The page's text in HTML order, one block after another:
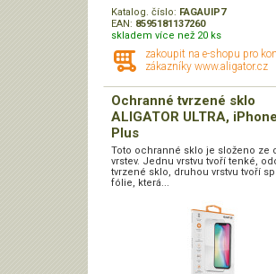
Katalog. číslo: FAGAUIP7
EAN: 8595181137260
skladem více než 20 ks
zakoupit na e-shopu pro
zákazníky www.aligator.cz
Ochranné tvrzené sklo
ALIGATOR ULTRA,
Plus
Toto ochranné sklo je složeno ze
vrstev. Jednu vrstvu tvoří tenké,
tvrzené sklo, druhou vrstvu tvoří
fólie, která...